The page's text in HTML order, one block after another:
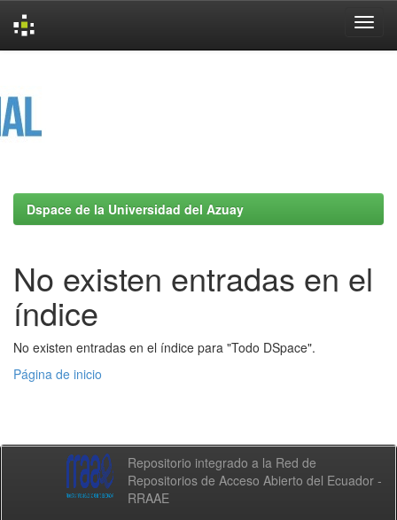
Dspace de la Universidad del Azuay
No existen entradas en el
índice
No existen entradas en el índice para "Todo DSpace".
Página de inicio
Repositorio integrado a la Red de
Repositorios de Acceso Abierto del Ecuador -
RRAAE